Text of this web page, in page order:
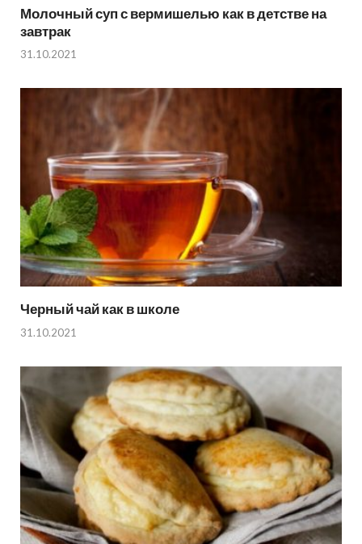
Молочный суп с вермишелью как в детстве на
завтрак
31.10.2021
Черный чай как в школе
31.10.2021